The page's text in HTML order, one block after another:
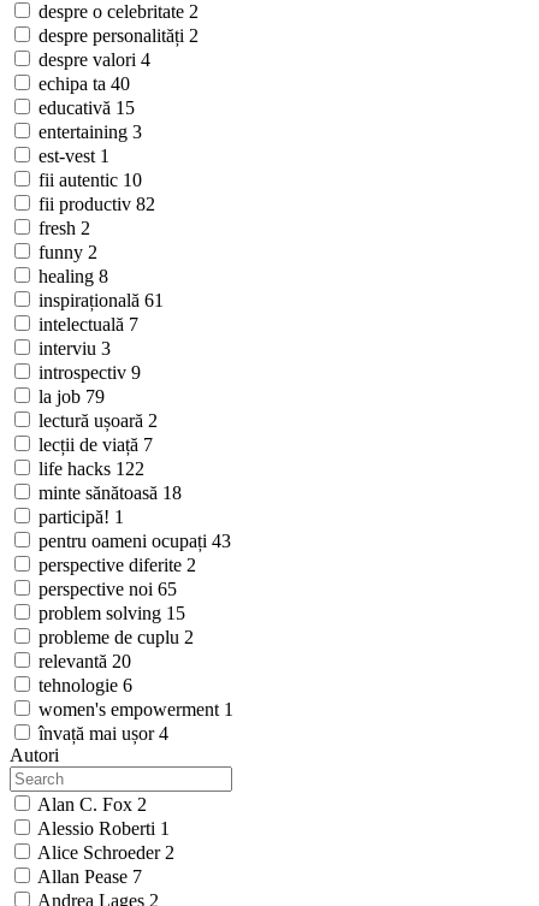
despre o celebritate 2
despre personalități 2
despre valori 4
echipa ta 40
educativă 15
entertaining 3
est-vest 1
fii autentic 10
fii productiv 82
fresh 2
funny 2
healing 8
inspirațională 61
intelectuală 7
interviu 3
introspectiv 9
la job 79
lectură ușoară 2
lecții de viață 7
life hacks 122
minte sănătoasă 18
participă! 1
pentru oameni ocupați 43
perspective diferite 2
perspective noi 65
problem solving 15
probleme de cuplu 2
relevantă 20
tehnologie 6
women's empowerment 1
învață mai ușor4
Autori
Alan C. Fox 2
Alessio Roberti 1
Alice Schroeder 2
Allan Pease 7
Andrea Lages 2